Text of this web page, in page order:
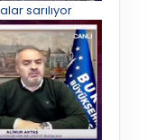
sarılıyor